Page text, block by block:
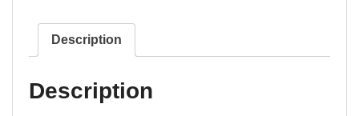
Description
Description